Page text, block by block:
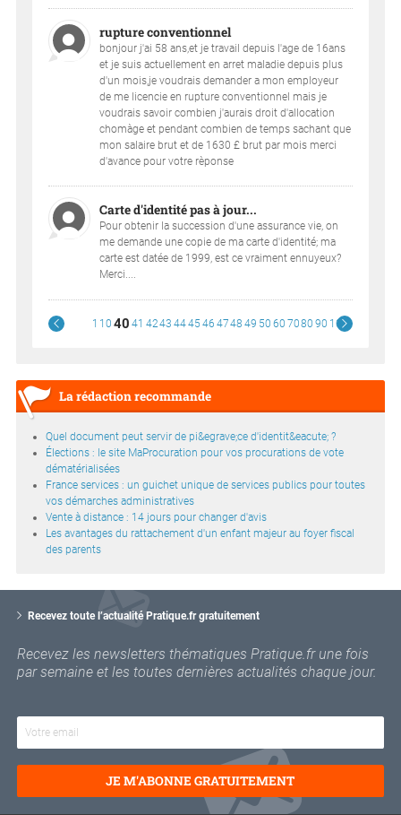
rupture conventionnel
bonjour j'ai 58 ans,et je travail depuis l'age de 16ans
et je suis actuellement en arret maladie depuis plus
d'un mois,je voudrais demander a mon employeur
de me licencie en rupture conventionnel mais je
voudrais savoir combien j'aurais droit d'allocation
chomàge et pendant combien de temps sachant que
mon salaire brut et de 1630 £ brut par mois merci
d'avance pour votre rèponse
Carte d'identité pas à jour...
Pour obtenir la succession d'une assurance vie, on
me demande une copie de ma carte d'identité; ma
carte est datée de 1999, est ce vraiment ennuyeux?
Merci....
1 10 40 41 4243 4445 46 4748 49 50 60 7080 90 100
La rédaction recommande
Quel document peut servir de pi&egrave;ce d'identit&eacute; ?
Élections : le site MaProcuration pour vos procurations de vote
dématérialisées
France services : un guichet unique de services publics pour toutes
vos démarches administratives
Vente à distance : 14 jours pour changer d'avis
Les avantages du rattachement d'un enfant majeur au foyer fiscal
des parents
Recevez toute l’actualité Pratique.fr gratuitement
Recevez les newsletters thématiques Pratique.fr une fois
par semaine et les toutes dernières actualités chaque jour.
o
r
e
e
JE M'ABONNE GRATUITEMENT